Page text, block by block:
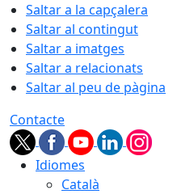
Saltar a la capçalera
Saltar al contingut
Saltar a imatges
Saltar a relacionats
Saltar al peu de pàgina
Contacte
Idiomes
Català